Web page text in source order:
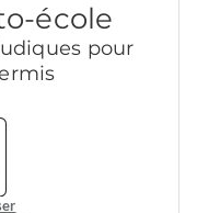
école
pour